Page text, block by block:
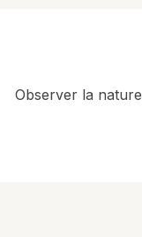
Observer la nature